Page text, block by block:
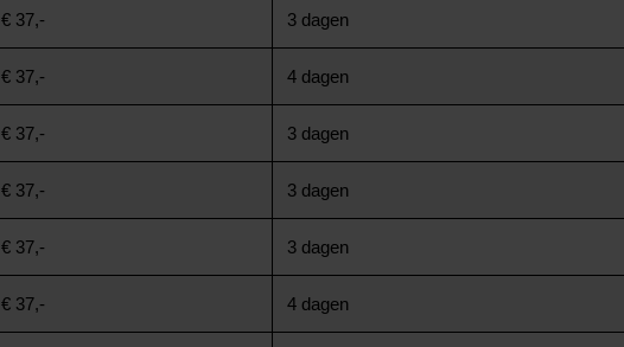
€ 37,- 3 dagen
€ 37,- 4 dagen
€ 37,- 3 dagen
€ 37,- 3 dagen
€ 37,- 3 dagen
€ 37,- 4 dagen